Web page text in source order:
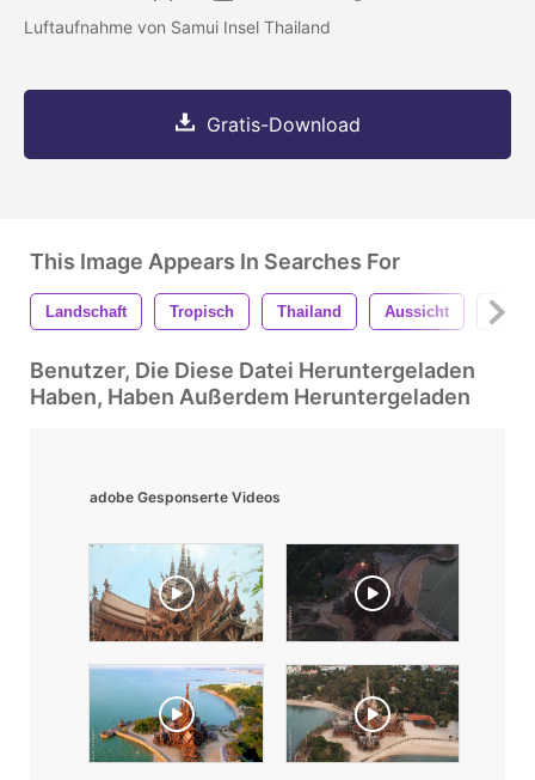
Luftaufnahme von Samui Insel Thailand
Gratis-Download
This Image Appears In Searches For
Landschaft Tropisch Thailand Aussicht Meer
Benutzer, Die Diese Datei Heruntergeladen
Haben, Haben Außerdem Heruntergeladen
adobe Gesponserte Videos